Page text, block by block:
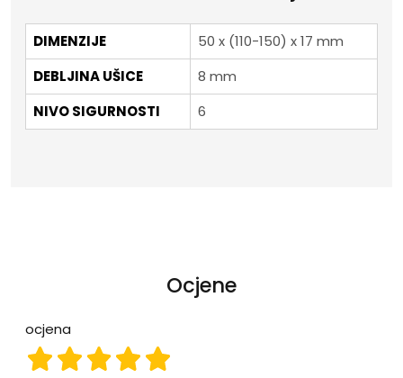
DIMENZIJE
50 x (110-150) x 17 mm
DEBLJINA UŠICE
8 mm
NIVO SIGURNOSTI
6
Ocjene
ocjena
ocjena 5
ocjena 4
ocjena 3
ocjena 2
ocjena 1